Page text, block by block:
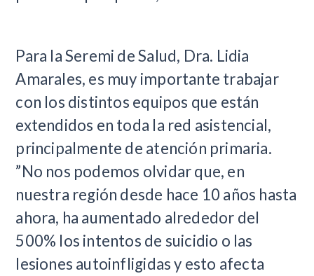
Para la Seremi de Salud, Dra. Lidia
Amarales, es muy importante trabajar
con los distintos equipos que están
extendidos en toda la red asistencial,
principalmente de atención primaria.
”No nos podemos olvidar que, en
nuestra región desde hace 10 años hasta
ahora, ha aumentado alrededor del
500% los intentos de suicidio o las
lesiones autoinfligidas y esto afecta